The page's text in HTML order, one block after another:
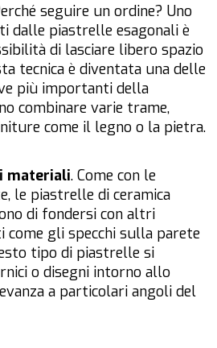
seguire un ordine? Uno
dalle piastrelle esagonali è
di lasciare libero spazio
tecnica è diventata una delle
più importanti della
combinare varie trame,
come il legno o la pietra.
materiali. Come con le
le piastrelle di ceramica
di fondersi con altri
gli specchi sulla parete
tipo di piastrelle si
o disegni intorno allo
a particolari angoli del